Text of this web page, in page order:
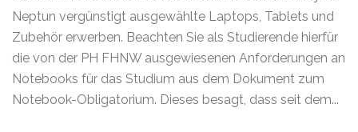
Neptun vergünstigt ausgewählte Laptops, Tablets und
Zubehör erwerben. Beachten Sie als Studierende hierfür
die von der PH FHNW ausgewiesenen Anforderungen an
Notebooks für das Studium aus dem Dokument zum
Notebook-Obligatorium. Dieses besagt, dass seit dem...